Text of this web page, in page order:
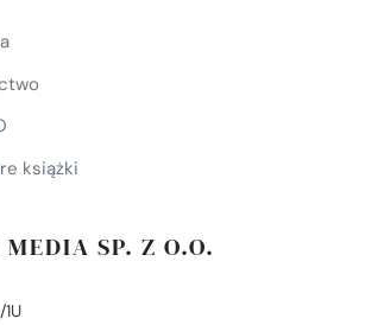
książki
SP. Z O.O.